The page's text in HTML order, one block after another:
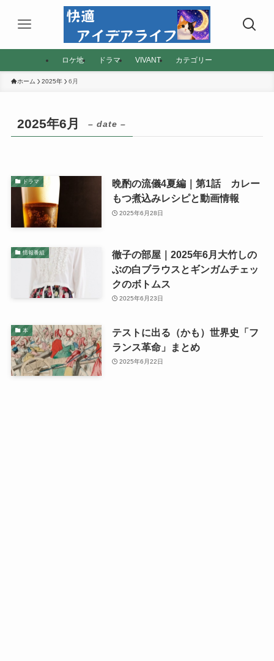
ロケ地 ドラマ VIVANT カテゴリー
ホーム 2025年 6月
2025年6月 – date –
ドラマ
晩酌の流儀4夏編｜第1話 カレー
もつ煮込みレシピと動画情報
2025年6月28日
情報番組
徹子の部屋｜2025年6月大竹しの
ぶの白ブラウスとギンガムチェッ
クのボトムス
2025年6月23日
本
テストに出る（かも）世界史「フ
ランス革命」まとめ
2025年6月22日